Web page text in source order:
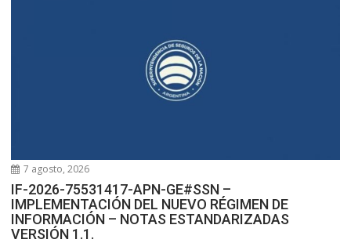
7 agosto, 2026
IF-2026-75531417-APN-GE#SSN –
IMPLEMENTACIÓN DEL NUEVO RÉGIMEN DE
INFORMACIÓN – NOTAS ESTANDARIZADAS
VERSIÓN 1.1.